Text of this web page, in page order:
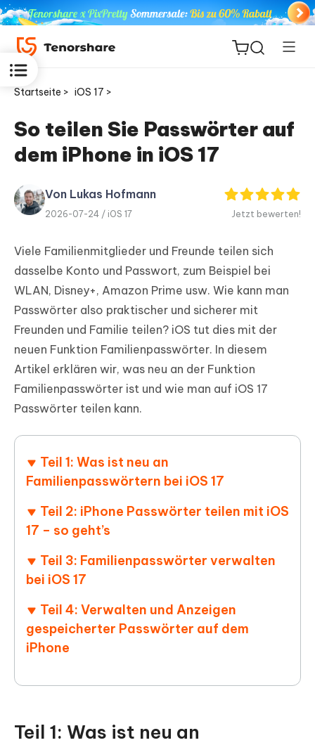
ReiBoot
PDNob
Editor
iAnyGo
Startseite > iOS 17 >
So teilen Sie Passwörter auf
dem iPhone in iOS 17
Von Lukas Hofmann
2026-07-24 / iOS 17 Jetzt bewerten!
Viele Familienmitglieder und Freunde teilen sich
dasselbe Konto und Passwort, zum Beispiel bei
WLAN, Disney+, Amazon Prime usw. Wie kann man
Passwörter also praktischer und sicherer mit
Freunden und Familie teilen? iOS tut dies mit der
neuen Funktion Familienpasswörter. In diesem
Artikel erklären wir, was neu an der Funktion
Familienpasswörter ist und wie man auf iOS 17
Passwörter teilen kann.
Teil 1: Was ist neu an
Familienpasswörtern bei iOS 17
Teil 2: iPhone Passwörter teilen mit iOS
17 – so geht’s
Teil 3: Familienpasswörter verwalten
bei iOS 17
Teil 4: Verwalten und Anzeigen
gespeicherter Passwörter auf dem
iPhone
Teil 1: Was ist neu an